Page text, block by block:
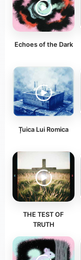
Echoes of the Dark
Țuica Lui Romica
THE TEST OF
TRUTH